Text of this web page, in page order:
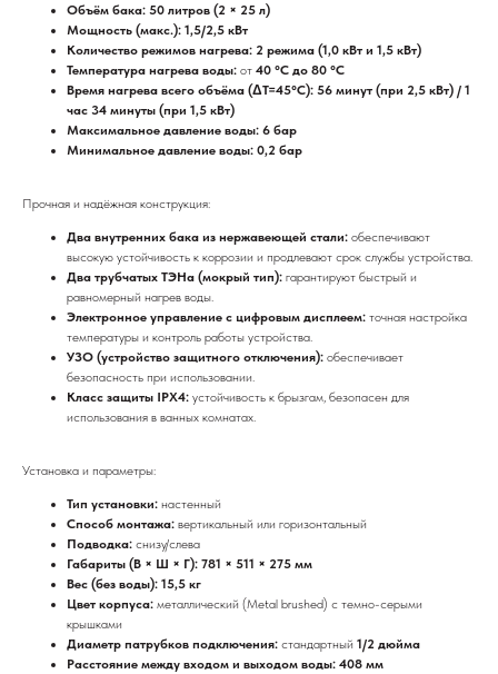
Объём бака: 50 литров (2 × 25 л)
Мощность (макс.): 1,5/2,5 кВт
Количество режимов нагрева: 2 режима (1,0 кВт и 1,5 кВт)
Температура нагрева воды: от 40 °C до 80 °C
Время нагрева всего объёма (ΔT=45°С): 56 минут (при 2,5 кВт) / 1
час 34 минуты (при 1,5 кВт)
Максимальное давление воды: 6 бар
Минимальное давление воды: 0,2 бар
Прочная и надёжная конструкция:
Два внутренних бака из нержавеющей стали: обеспечивают
высокую устойчивость к коррозии и продлевают срок службы устройства.
Два трубчатых ТЭНа (мокрый тип): гарантируют быстрый и
равномерный нагрев воды.
Электронное управление с цифровым дисплеем: точная настройка
температуры и контроль работы устройства.
УЗО (устройство защитного отключения): обеспечивает
безопасность при использовании.
Класс защиты IPX4: устойчивость к брызгам, безопасен для
использования в ванных комнатах.
Установка и параметры:
Тип установки: настенный
Способ монтажа: вертикальный или горизонтальный
Подводка: снизу/слева
Габариты (В × Ш × Г): 781 × 511 × 275 мм
Вес (без воды): 15,5 кг
Цвет корпуса: металлический (Metal brushed) с темно-серыми
крышками
Диаметр патрубков подключения: стандартный 1/2 дюйма
Расстояние между входом и выходом воды: 408 мм